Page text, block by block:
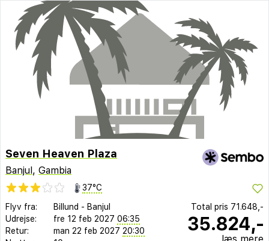
Seven Heaven Plaza
Banjul, Gambia
37°C
Flyv fra:
Billund - Banjul
Udrejse:
fre 12 feb 2027 06:35
Retur:
man 22 feb 2027 20:30
Total pris 71.648,-
35.824,-
læs mere